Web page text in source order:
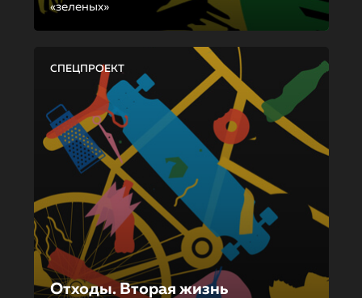
«зеленых»
СПЕЦПРОЕКТ
Отходы. Вторая жизнь